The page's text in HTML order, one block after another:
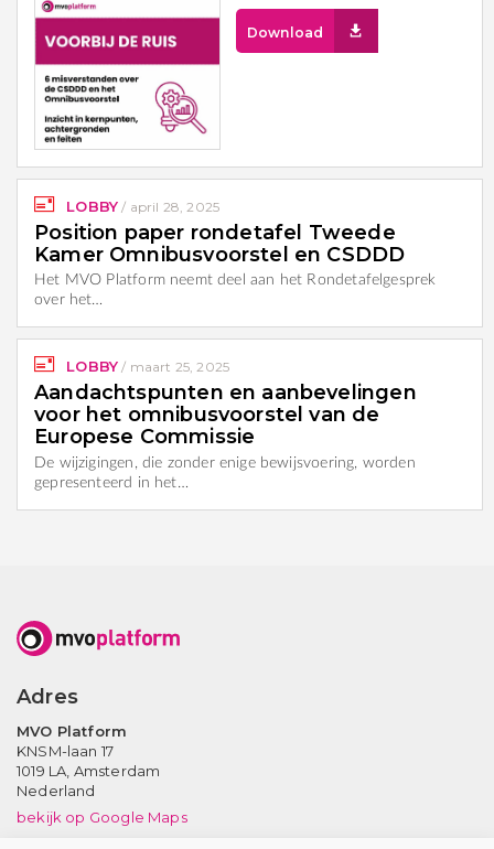
Download
LOBBY / april 28, 2025
Position paper rondetafel Tweede
Kamer Omnibusvoorstel en CSDDD
Het MVO Platform neemt deel aan het Rondetafelgesprek
over het…
LOBBY / maart 25, 2025
Aandachtspunten en aanbevelingen
voor het omnibusvoorstel van de
Europese Commissie
De wijzigingen, die zonder enige bewijsvoering, worden
gepresenteerd in het…
Adres
MVO Platform
KNSM-laan 17
1019 LA, Amsterdam
Nederland
bekijk op Google Maps